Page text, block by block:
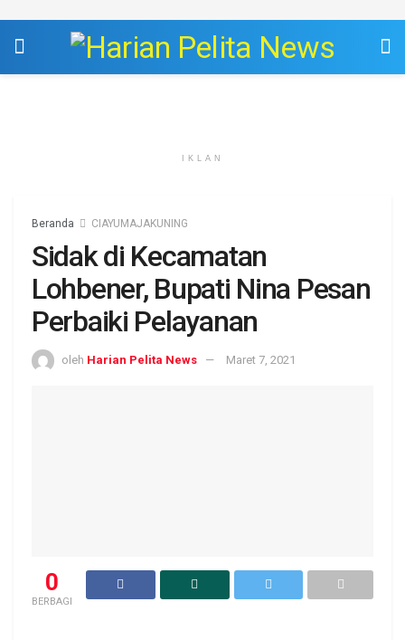
IKLAN
Beranda CIAYUMAJAKUNING
Sidak di Kecamatan
Lohbener, Bupati Nina Pesan
Perbaiki Pelayanan
oleh Harian Pelita News Maret 7, 2021
0
BERBAGI